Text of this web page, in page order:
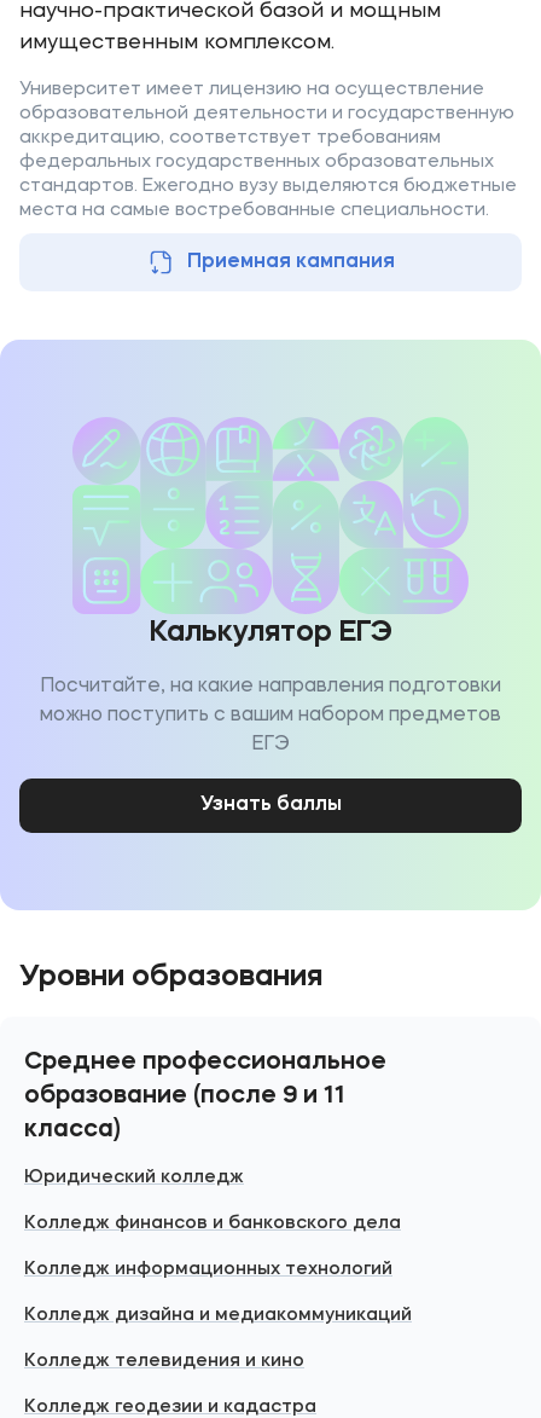
научно-практической базой и мощным
имущественным комплексом.
Университет имеет лицензию на осуществление
образовательной деятельности и государственную
аккредитацию, соответствует требованиям
федеральных государственных образовательных
стандартов. Ежегодно вузу выделяются бюджетные
места на самые востребованные специальности.
Приемная кампания
Калькулятор ЕГЭ
Посчитайте, на какие направления подготовки
можно поступить с вашим набором предметов
ЕГЭ
Узнать баллы
Уровни образования
Среднее профессиональное
образование (после 9 и 11
класса)
Юридический колледж
Колледж финансов и банковского дела
Колледж информационных технологий
Колледж дизайна и медиакоммуникаций
Колледж телевидения и кино
Колледж геодезии и кадастра